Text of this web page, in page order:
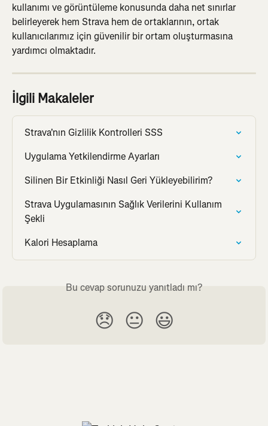
kullanımı ve görüntüleme konusunda daha net sınırlar
belirleyerek hem Strava hem de ortaklarının, ortak
kullanıcılarımız için güvenilir bir ortam oluşturmasına
yardımcı olmaktadır.
İlgili Makaleler
Strava'nın Gizlilik Kontrolleri SSS
Uygulama Yetkilendirme Ayarları
Silinen Bir Etkinliği Nasıl Geri Yükleyebilirim?
Strava Uygulamasının Sağlık Verilerini Kullanım
Şekli
Kalori Hesaplama
Bu cevap sorunuzu yanıtladı mı?
😞 😐 😃